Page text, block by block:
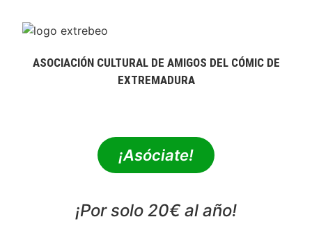
ASOCIACIÓN CULTURAL DE AMIGOS DEL CÓMIC DE
EXTREMADURA
¡Asóciate!
¡Por solo 20€ al año!